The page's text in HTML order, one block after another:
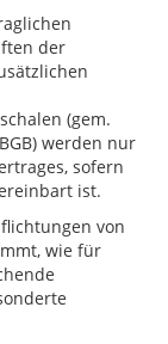
der
(gem.
werden nur
sofern
ist.
von
wie für